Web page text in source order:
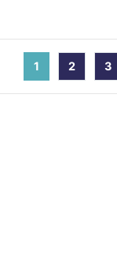
1 (current)
2 3